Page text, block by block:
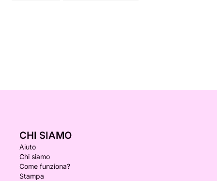
CHI SIAMO
Aiuto
Chi siamo
Come funziona?
Stampa